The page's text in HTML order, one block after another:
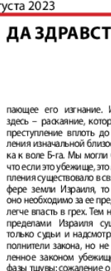
Баден-
МК-
Партнер